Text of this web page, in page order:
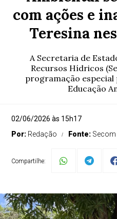
com ações e
Teresina
A Secretaria de
Recursos Hídricos
programação especial
Educação
02/06/2026 às 15h17
Por: Redação Fonte: Secom
Compartilhe: